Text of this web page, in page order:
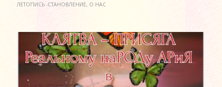
ЛЕТОПИСЬ -СТАНОВЛЕНИЕ,О НАС